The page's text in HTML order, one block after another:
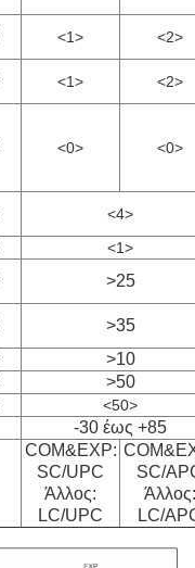
<1> <2>
<1> <2>
<0> <0>
<4>
<1>
>25
>35
>10
>50
<50>
-30 έως +85
COM&EXP:
SC/UPC
Άλλος:
LC/UPC
SC/
Άλλος:
LC/